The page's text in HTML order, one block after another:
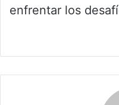
enfrentar los